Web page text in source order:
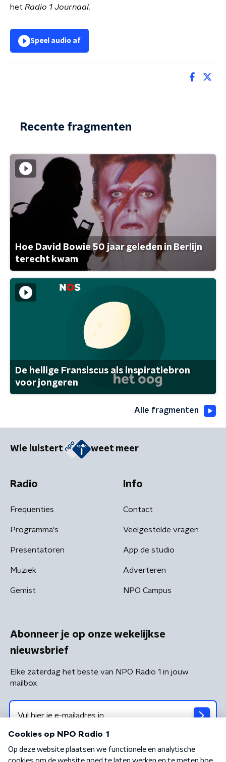
het Radio 1 Journaal.
Speel audio af
Recente fragmenten
Hoe David Bowie 50 jaar geleden in Berlijn
terecht kwam
De heilige Fransiscus als inspiratiebron
voor jongeren
Alle fragmenten
Wie luistert weet meer
Radio
Frequenties
Programma's
Presentatoren
Muziek
Gemist
Info
Contact
Veelgestelde vragen
App de studio
Adverteren
NPO Campus
Abonneer je op onze wekelijkse
nieuwsbrief
Elke zaterdag het beste van NPO Radio 1 in jouw
mailbox